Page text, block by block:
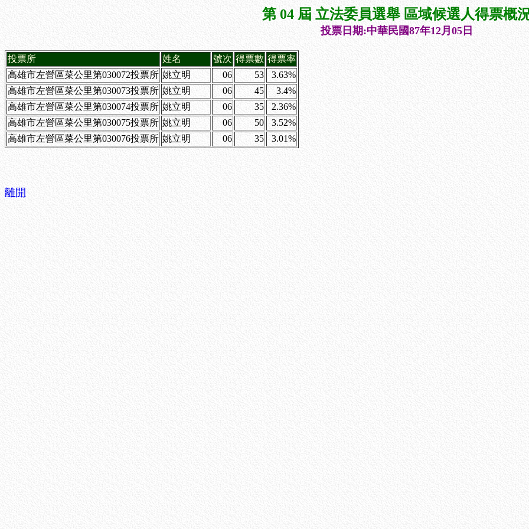
第 04 屆 立法委員選舉 區域候選人得票概
投票日期:中華民國87年12月05日
投票所 姓名 號次 得票數 得票率
高雄市左營區菜公里第030072投票所 姚立明 06 53
3.63%
高雄市左營區菜公里第030073投票所 姚立明 06 45
3.4%
高雄市左營區菜公里第030074投票所 姚立明 06 35
2.36%
高雄市左營區菜公里第030075投票所 姚立明 06 50
3.52%
高雄市左營區菜公里第030076投票所 姚立明 06 35 3.01%
離開